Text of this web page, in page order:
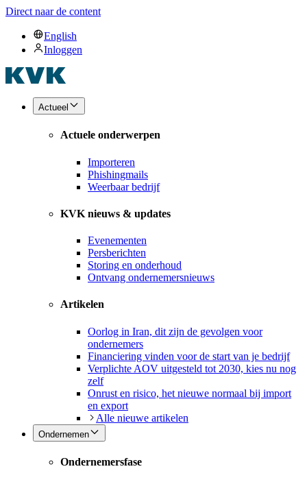
Direct naar de content
English
Inloggen
Actueel
Actuele onderwerpen
Importeren
Phishingmails
Weerbaar bedrijf
KVK nieuws & updates
Evenementen
Persberichten
Storing en onderhoud
Ontvang ondernemersnieuws
Artikelen
Oorlog in Iran, dit zijn de gevolgen voor
ondernemers
Financiering vinden voor de start van je bedrijf
Verplichte AOV uitgesteld tot 2030, kies nu nog
zelf
Onrust en risico, het nieuwe normaal bij import
en export
Alle nieuwe artikelen
Ondernemen
Ondernemersfase